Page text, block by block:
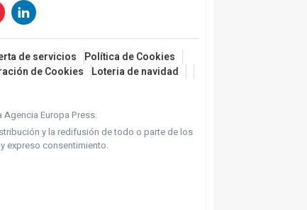
de servicios
Política de Cookies
de Cookies
Loteria de navidad
Europa Press.
y la redifusión de todo o parte de los
expreso consentimiento.